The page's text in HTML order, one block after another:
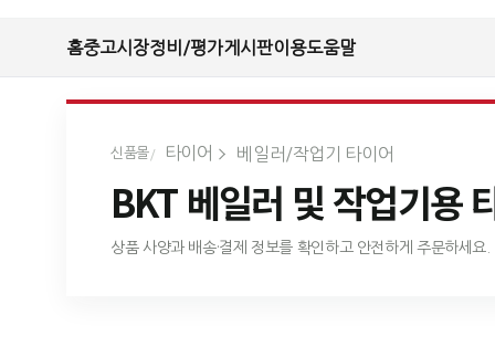
홈중고시장정비/평가게시판이용도움말
신품몰 타이어 베일러/작업기 타이어
BKT 베일러 및 작업기용
상품 사양과 배송·결제 정보를 확인하고 안전하게 주문하세요.